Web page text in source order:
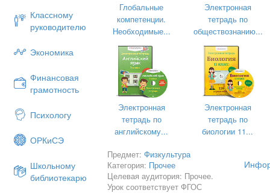
Классному
руководителю
Экономика
Финансовая
грамотность
Психологу
ОРКиСЭ
Школьному
библиотекарю
Выполнил:
Тимофеев
Глобальные
компетенции.
Необходимые...
Электронная
тетрадь по
обществознанию...
Электронная
тетрадь по
английскому...
Электронная
тетрадь по
биологии 11...
Предмет:Физкультура
Категория: Прочее
Целевая аудитория: Прочее.
Урок соответствует ФГОС